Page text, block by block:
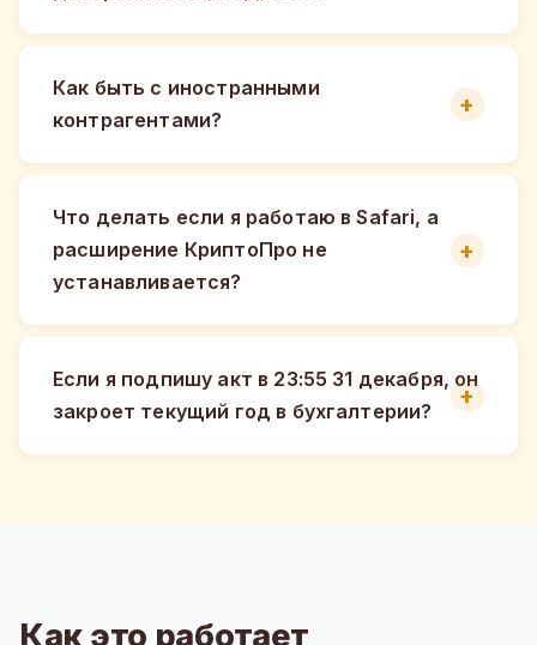
Как быть с иностранными
контрагентами?
Что делать если я работаю в Safari, а
расширение КриптоПро не
устанавливается?
Если я подпишу акт в 23:55 31 декабря, он
закроет текущий год в бухгалтерии?
Как это работает